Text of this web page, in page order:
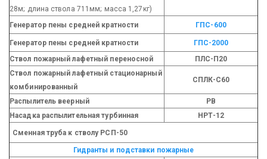
28м; длина ствола 711мм; масса 1,27кг)
Генератор пены средней кратности ГПС-600
Генератор пены средней кратности
ГПС-2000
Ствол пожарный лафетный переносной
ПЛС-П20
Ствол пожарный лафетный стационарный
комбинированный
СПЛК-С60
Распылитель веерный
РВ
Насадка распылительная турбинная
НРТ-12
Сменная труба к стволу РСП-50
Гидранты и подставки пожарные